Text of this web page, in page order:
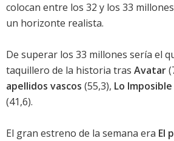
colocan entre los 32 y los 33
un horizonte realista.
De superar los 33 millones sería el
taquillero de la historia tras Avatar
apellidos vascos (55,3), Lo Imposible
(41,6).
El gran estreno de la semana era El